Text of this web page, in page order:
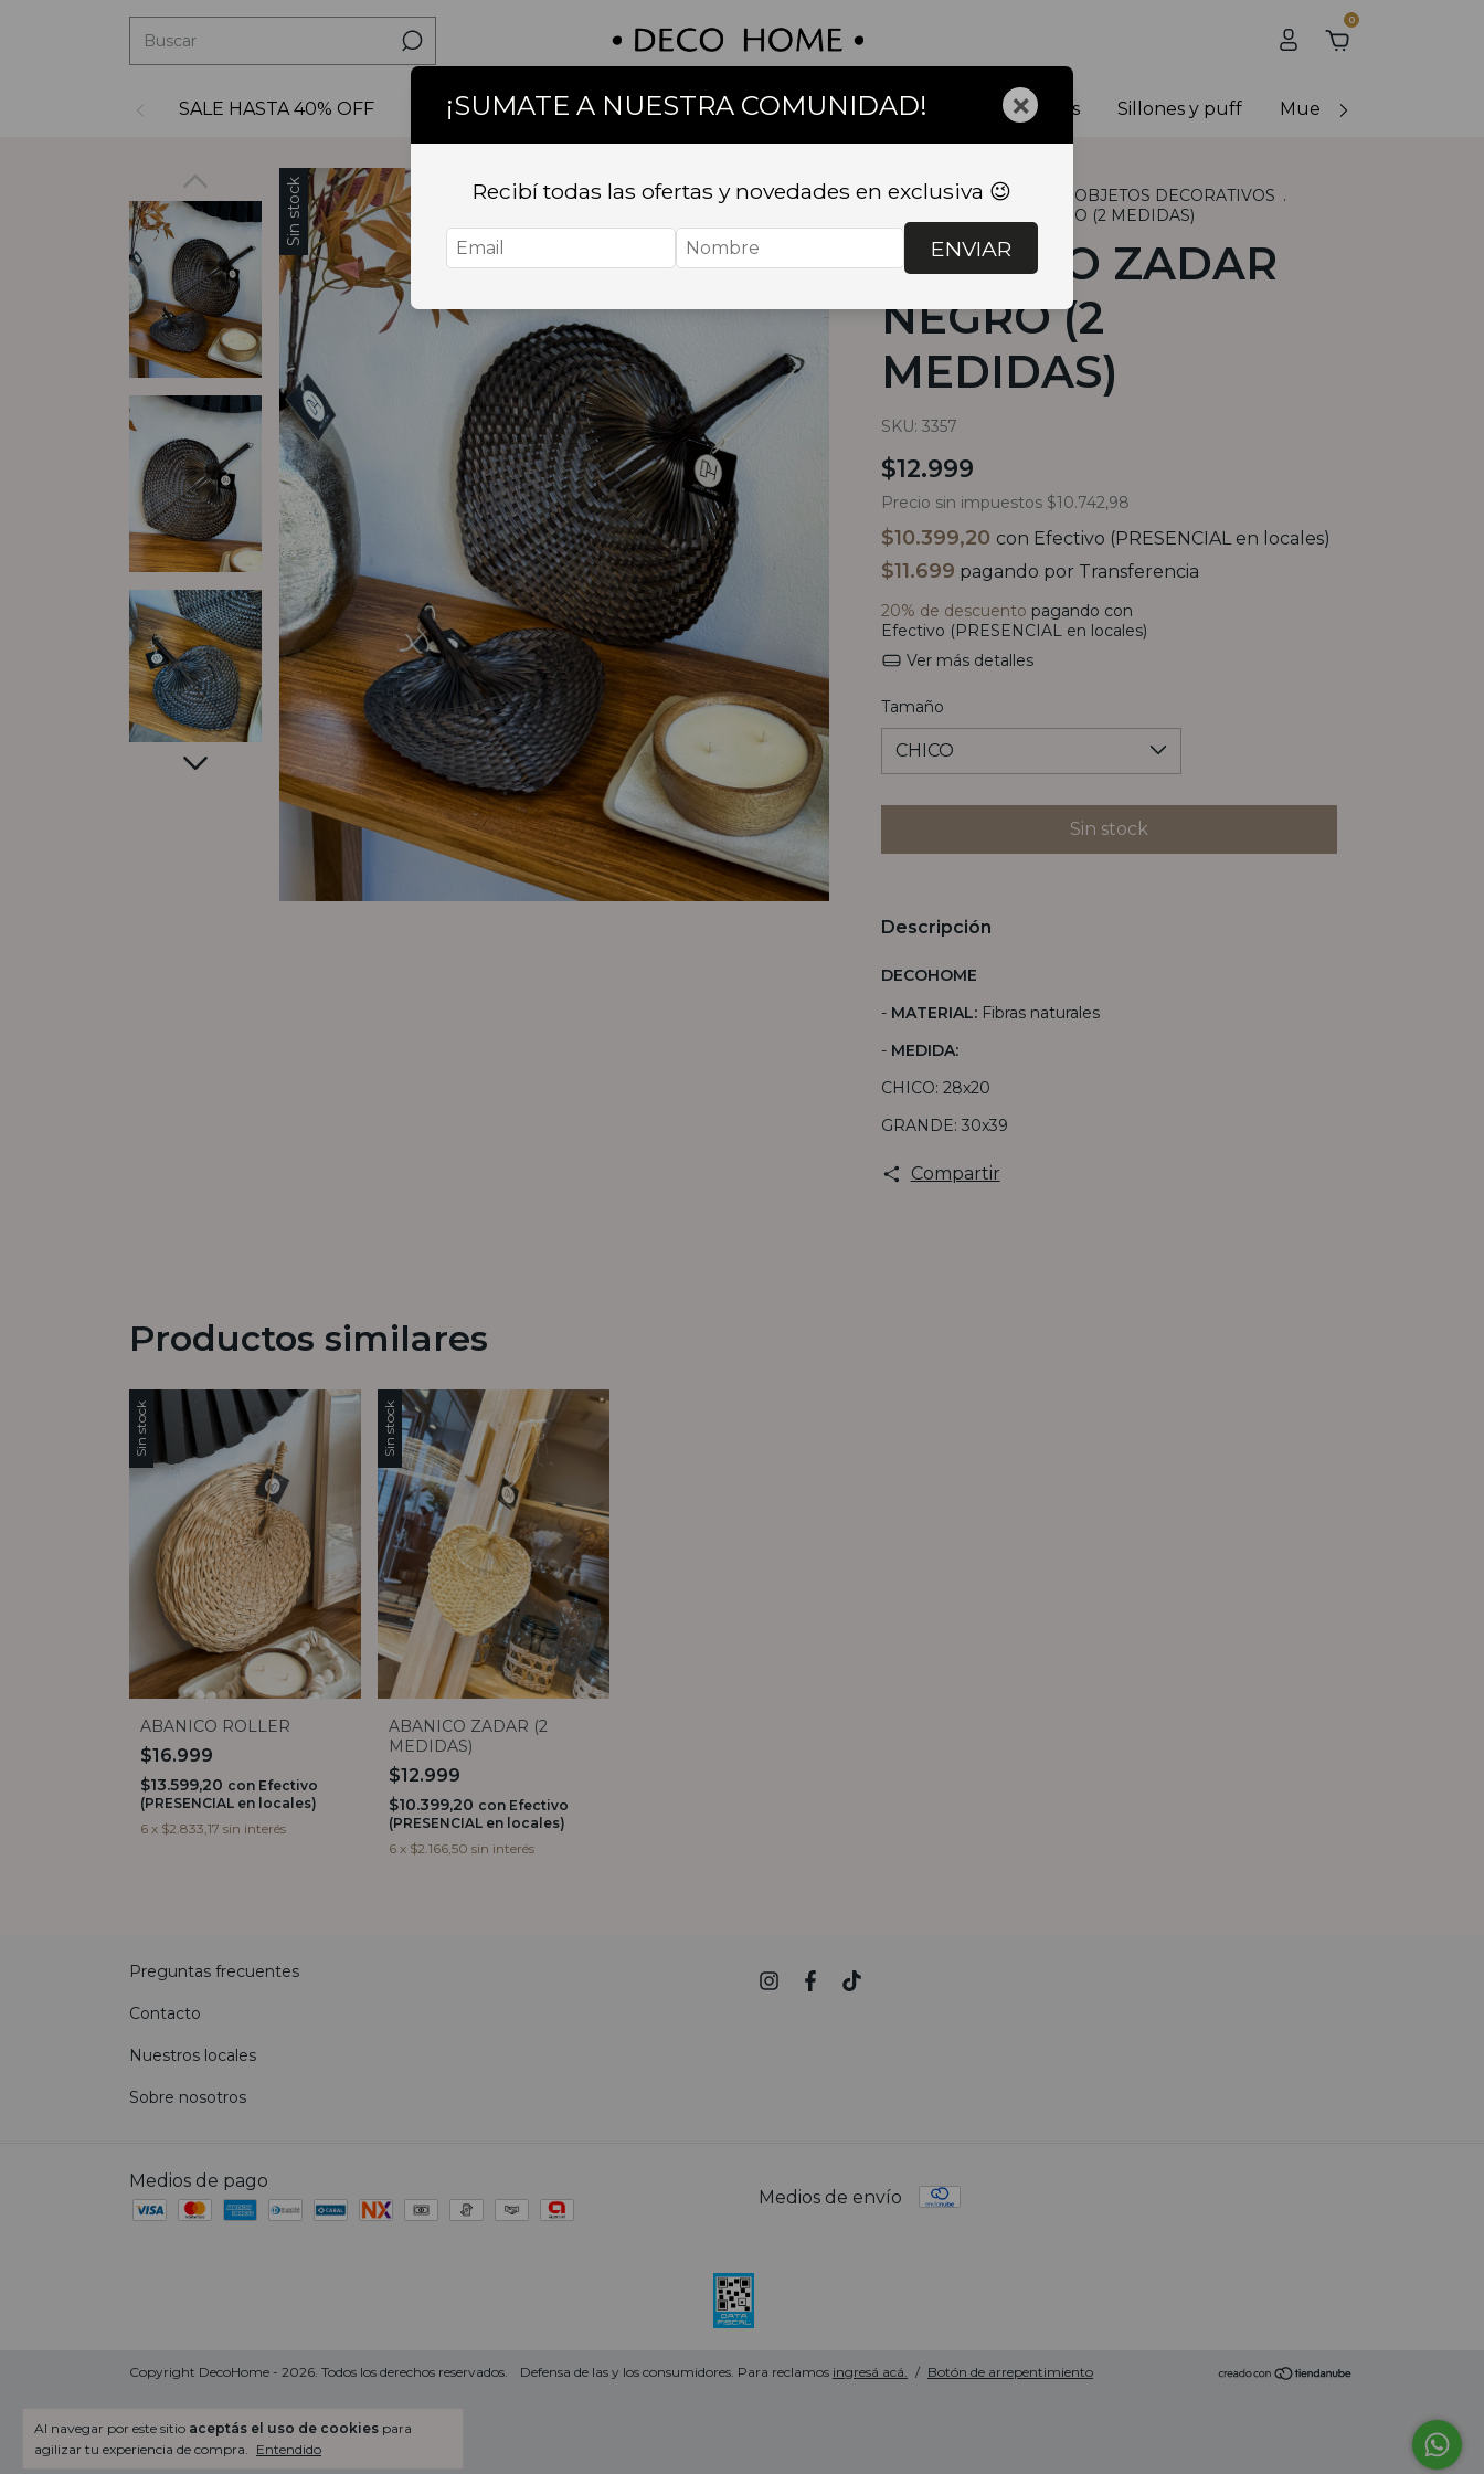
0
SALE HASTA 40% OFF Decoracion Textil Bazar Baño Muebles Sillas y banquetas Sillones y puff Muebles de exterior
Al navegar por este sitio aceptás el uso de cookies para
agilizar tu experiencia de compra. Entendido
Sin stock Inicio . DECORACION OBJETOS DECORATIVOS .
ABANICO ZADAR NEGRO (2 MEDIDAS)
ABANICO ZADAR
NEGRO (2
MEDIDAS)
SKU: 3357
$12.999
Precio sin impuestos $10.742,98
$10.399,20 con Efectivo (PRESENCIAL en locales)
$11.699 pagando por Transferencia
20% de descuento pagando con
Efectivo (PRESENCIAL en locales)
Ver más detalles
Tamaño
Descripción
DECOHOME
- MATERIAL: Fibras naturales
- MEDIDA:
CHICO: 28x20
GRANDE: 30x39
Compartir
Productos similares
Sin stock
ABANICO ROLLER
$16.999
$13.599,20 con Efectivo
(PRESENCIAL en locales)
6 x $2.833,17 sin interés
Sin stock
ABANICO ZADAR (2
MEDIDAS)
$12.999
$10.399,20 con Efectivo
(PRESENCIAL en locales)
6 x $2.166,50 sin interés
Preguntas frecuentes
Contacto
Nuestros locales
Sobre nosotros
Medios de pago
Medios de envío
Copyright DecoHome - 2026. Todos los derechos reservados. Defensa de las y los consumidores. Para reclamos ingresá acá. / Botón de arrepentimiento
¡SUMATE A NUESTRA COMUNIDAD! ×
Recibí todas las ofertas y novedades en exclusiva 😉
ENVIAR